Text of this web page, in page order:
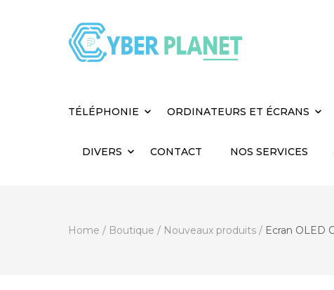
TÉLÉPHONIE ORDINATEURS ET ÉCRANS
DIVERS CONTACT NOS SERVICES
Home / Boutique / Nouveaux produits / Ecran OLED